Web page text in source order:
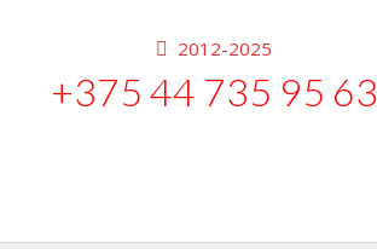
2012-2025
+375 44 735 95 63